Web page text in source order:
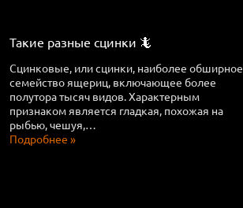
Такие разные сцинки 🦎
Сцинковые, или сцинки, наиболее обширное
семейство ящериц, включающее более
полутора тысяч видов. Характерным
признаком является гладкая, похожая на
рыбью, чешуя,…
Подробнее »